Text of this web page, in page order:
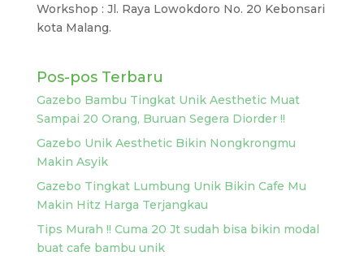
Workshop : Jl. Raya Lowokdoro No. 20 Kebonsari
kota Malang.
Pos-pos Terbaru
Gazebo Bambu Tingkat Unik Aesthetic Muat
Sampai 20 Orang, Buruan Segera Diorder !!
Gazebo Unik Aesthetic Bikin Nongkrongmu
Makin Asyik
Gazebo Tingkat Lumbung Unik Bikin Cafe Mu
Makin Hitz Harga Terjangkau
Tips Murah !! Cuma 20 Jt sudah bisa bikin modal
buat cafe bambu unik